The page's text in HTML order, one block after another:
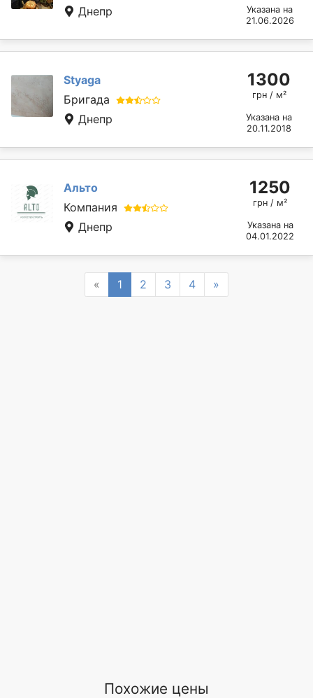
Днепр
Указана на
21.06.2026
Styaga
Бригада
Днепр
1300
грн / м²
Указана на
20.11.2018
Альто
Компания
Днепр
1250
грн / м²
Указана на
04.01.2022
« Previous
1 2 3 4 »
Похожие цены